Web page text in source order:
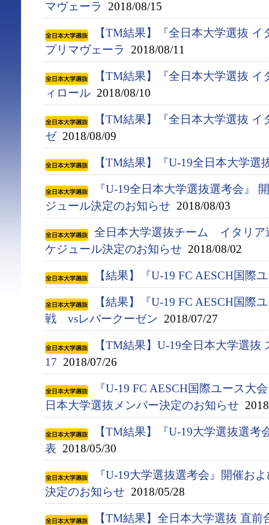
マヴェーラ
2018/08/15
【TM結果】『全日本大学選抜
プリマヴェーラ
2018/08/11
【TM結果】『全日本大学選抜
ィロール 2018/08/10
【TM結果】『全日本大学選抜
ゼ2018/08/09
【TM結果】『U-19全日本大学選
『U-19全日本大学選抜選考会』
ジュール決定のお知らせ 2018/08/03
全日本大学選抜チーム イタリア
ケジュール決定のお知らせ 2018/08/02
【結果】『U-19 FC AESCH国際
【結果】『U-19 FC AESCH国際
戦 vsレバークーゼン 2018/07/27
【TM結果】U-19全日本大学選抜
17 2018/07/26
『U-19 FC AESCH国際ユース大
日本大学選抜メンバー決定のお知らせ
【TM結果】『U-19大学選抜選考
表 2018/05/30
『U-19大学選抜選考会』開催お
決定のお知らせ 2018/05/28
【TM結果】全日本大学選抜 直前